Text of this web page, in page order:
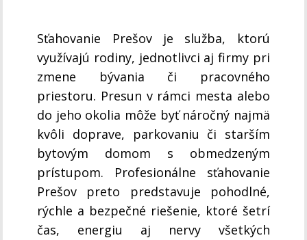
Sťahovanie Prešov je služba, ktorú
využívajú rodiny, jednotlivci aj firmy pri
zmene bývania či pracovného
priestoru. Presun v rámci mesta alebo
do jeho okolia môže byť náročný najmä
kvôli doprave, parkovaniu či starším
bytovým domom s obmedzeným
prístupom. Profesionálne sťahovanie
Prešov preto predstavuje pohodlné,
rýchle a bezpečné riešenie, ktoré šetrí
čas, energiu aj nervy všetkých